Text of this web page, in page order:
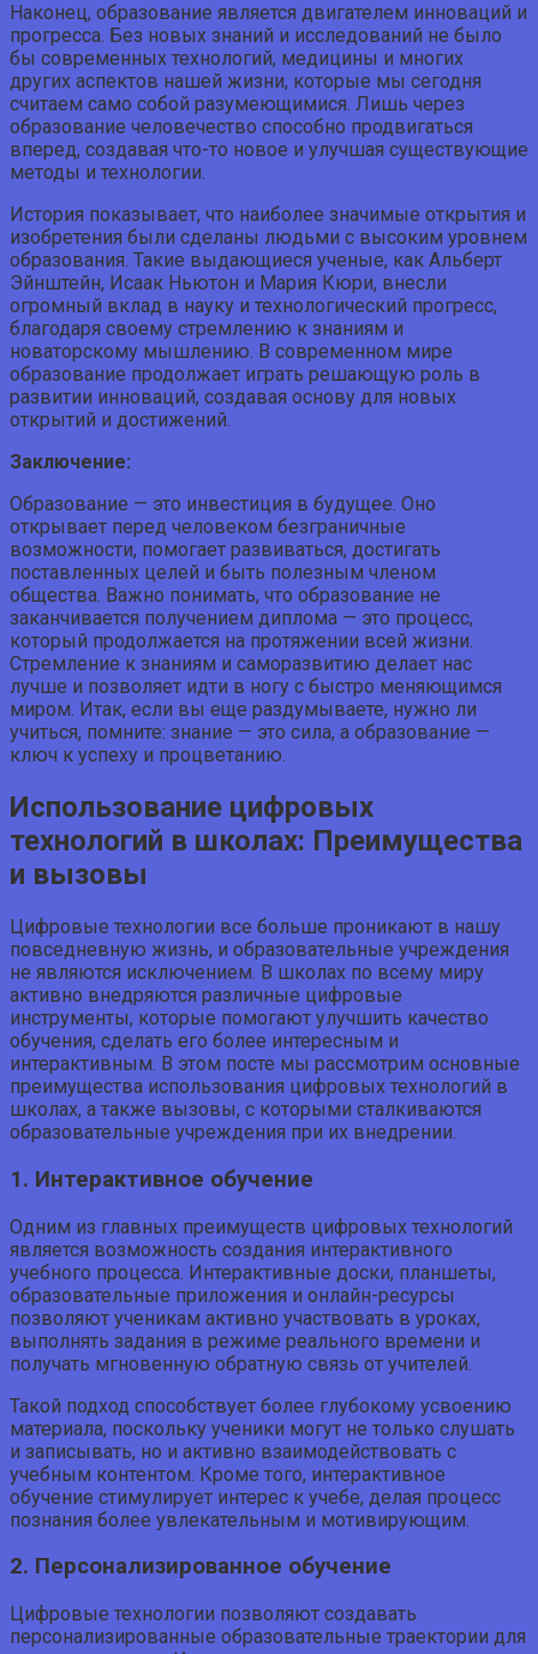
Наконец, образование является двигателем инноваций и
прогресса. Без новых знаний и исследований не было
бы современных технологий, медицины и многих
других аспектов нашей жизни, которые мы сегодня
считаем само собой разумеющимися. Лишь через
образование человечество способно продвигаться
вперед, создавая что-то новое и улучшая существующие
методы и технологии.
История показывает, что наиболее значимые открытия и
изобретения были сделаны людьми с высоким уровнем
образования. Такие выдающиеся ученые, как Альберт
Эйнштейн, Исаак Ньютон и Мария Кюри, внесли
огромный вклад в науку и технологический прогресс,
благодаря своему стремлению к знаниям и
новаторскому мышлению. В современном мире
образование продолжает играть решающую роль в
развитии инноваций, создавая основу для новых
открытий и достижений.
Заключение:
Образование — это инвестиция в будущее. Оно
открывает перед человеком безграничные
возможности, помогает развиваться, достигать
поставленных целей и быть полезным членом
общества. Важно понимать, что образование не
заканчивается получением диплома — это процесс,
который продолжается на протяжении всей жизни.
Стремление к знаниям и саморазвитию делает нас
лучше и позволяет идти в ногу с быстро меняющимся
миром. Итак, если вы еще раздумываете, нужно ли
учиться, помните: знание — это сила, а образование —
ключ к успеху и процветанию.
Использование цифровых
технологий в школах: Преимущества
и вызовы
Цифровые технологии все больше проникают в нашу
повседневную жизнь, и образовательные учреждения
не являются исключением. В школах по всему миру
активно внедряются различные цифровые
инструменты, которые помогают улучшить качество
обучения, сделать его более интересным и
интерактивным. В этом посте мы рассмотрим основные
преимущества использования цифровых технологий в
школах, а также вызовы, с которыми сталкиваются
образовательные учреждения при их внедрении.
1. Интерактивное обучение
Одним из главных преимуществ цифровых технологий
является возможность создания интерактивного
учебного процесса. Интерактивные доски, планшеты,
образовательные приложения и онлайн-ресурсы
позволяют ученикам активно участвовать в уроках,
выполнять задания в режиме реального времени и
получать мгновенную обратную связь от учителей.
Такой подход способствует более глубокому усвоению
материала, поскольку ученики могут не только слушать
и записывать, но и активно взаимодействовать с
учебным контентом. Кроме того, интерактивное
обучение стимулирует интерес к учебе, делая процесс
познания более увлекательным и мотивирующим.
2. Персонализированное обучение
Цифровые технологии позволяют создавать
персонализированные образовательные траектории для